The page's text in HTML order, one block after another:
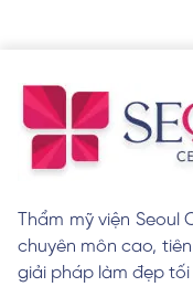
Thẩm mỹ viện
chuyên môn cao,
giải pháp làm đẹp tối